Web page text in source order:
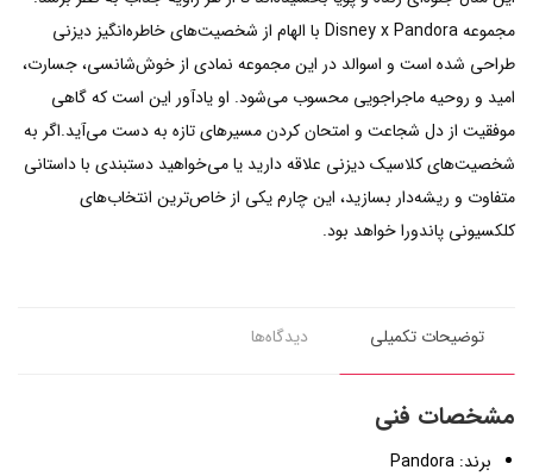
مجموعه Disney x Pandora با الهام از شخصیت‌های خاطره‌انگیز دیزنی
طراحی شده است و اسوالد در این مجموعه نمادی از خوش‌شانسی، جسارت،
امید و روحیه ماجراجویی محسوب می‌شود. او یادآور این است که گاهی
موفقیت از دل شجاعت و امتحان کردن مسیرهای تازه به دست می‌آید.اگر به
شخصیت‌های کلاسیک دیزنی علاقه دارید یا می‌خواهید دستبندی با داستانی
متفاوت و ریشه‌دار بسازید، این چارم یکی از خاص‌ترین انتخاب‌های
کلکسیونی پاندورا خواهد بود.
توضیحات تکمیلی دیدگاه‌ها
مشخصات فنی
برند: Pandora